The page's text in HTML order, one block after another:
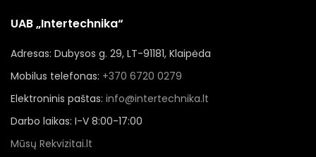
UAB „Intertechnika“
Adresas: Dubysos g. 29, LT-91181, Klaipėda
Mobilus telefonas: +370 6720 0279
Elektroninis paštas: info@intertechnika.lt
Darbo laikas: I-V 8:00-17:00
Mūsų Rekvizitai.lt